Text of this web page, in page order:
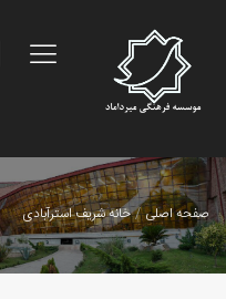
صفحه اصلی خانه شریف‌ استرآبادی